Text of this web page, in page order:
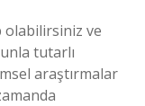
olabilirsiniz ve
tutarlı
araştırmalar